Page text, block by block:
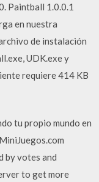
Paintball 1.0.0.1
en nuestra
de instalación
UDK.exe y
requiere 414 KB
tu propio mundo en
by votes and
to get more